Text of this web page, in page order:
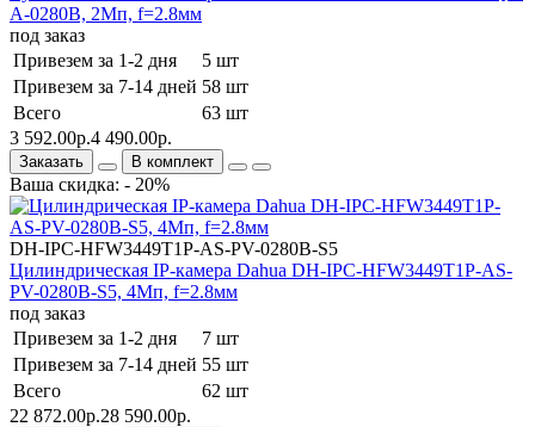
A-0280B, 2Mп, f=2.8мм
под заказ
Привезем за 1-2 дня
5 шт
Привезем за 7-14 дней 58 шт
Всего
63 шт
3 592.00р.4 490.00р.
Заказать В комплект
Ваша скидка: - 20%
DH-IPC-HFW3449T1P-AS-PV-0280B-S5
Цилиндрическая IP-камера Dahua DH-IPC-HFW3449T1P-AS-
PV-0280B-S5, 4Мп, f=2.8мм
под заказ
Привезем за 1-2 дня
7 шт
Привезем за 7-14 дней 55 шт
Всего
62 шт
22 872.00р.28 590.00р.